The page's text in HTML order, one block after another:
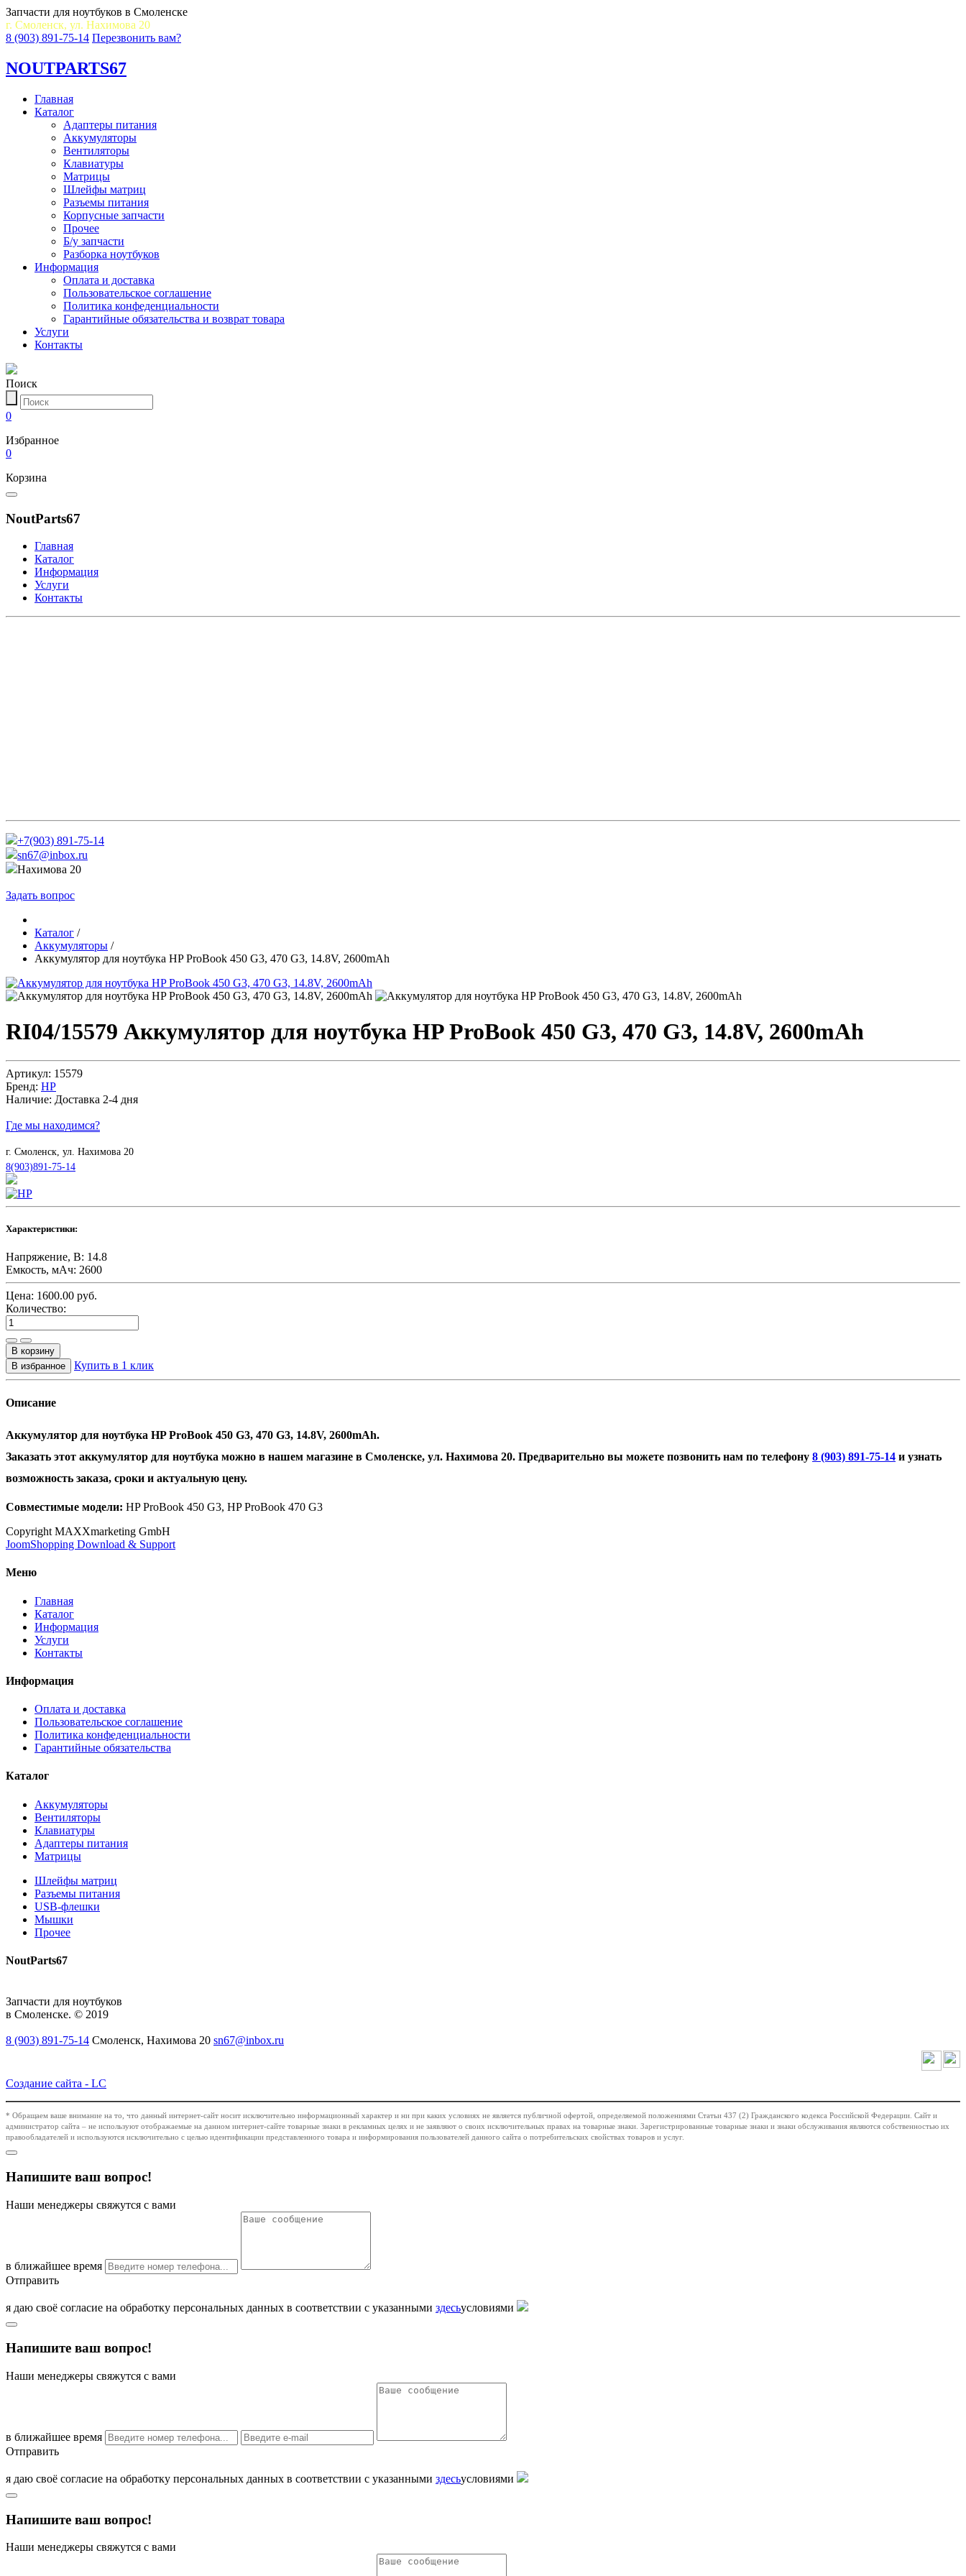
Запчасти для ноутбуков в Смоленске
г. Смоленск, ул. Нахимова 20
8 (903) 891-75-14 Перезвонить вам?
NOUTPARTS67
Главная
Каталог
Адаптеры питания
Аккумуляторы
Вентиляторы
Клавиатуры
Матрицы
Шлейфы матриц
Разъемы питания
Корпусные запчасти
Прочее
Б/у запчасти
Разборка ноутбуков
Информация
Оплата и доставка
Пользовательское соглашение
Политика конфеденциальности
Гарантийные обязательства и возврат товара
Услуги
Контакты
Поиск
0
Избранное
0
Корзина
NoutParts67
Главная
Каталог
Информация
Услуги
Контакты
+7(903) 891-75-14
sn67@inbox.ru
Нахимова 20
Задать вопрос
Каталог /
Аккумуляторы /
Аккумулятор для ноутбука HP ProBook 450 G3, 470 G3, 14.8V, 2600mAh
RI04/15579 Аккумулятор для ноутбука HP ProBook 450 G3, 470 G3, 14.8V, 2600mAh
Артикул: 15579
Бренд: HP
Наличие: Доставка 2-4 дня
Где мы находимся?
г. Смоленск, ул. Нахимова 20
8(903)891-75-14
Характеристики:
Напряжение, В: 14.8
Емкость, мАч: 2600
Цена: 1600.00 руб.
Количество:
Купить в 1 клик
Описание
Аккумулятор для ноутбука HP ProBook 450 G3, 470 G3, 14.8V, 2600mAh.
Заказать этот аккумулятор для ноутбука можно в нашем магазине в Смоленске, ул. Нахимова 20. Предварительно вы можете позвонить нам по телефону 8 (903) 891-75-14 и узнать
возможность заказа, сроки и актуальную цену.
Совместимые модели: HP ProBook 450 G3, HP ProBook 470 G3
Copyright MAXXmarketing GmbH
JoomShopping Download & Support
Меню
Главная
Каталог
Информация
Услуги
Контакты
Информация
Оплата и доставка
Пользовательское соглашение
Политика конфеденциальности
Гарантийные обязательства
Каталог
Аккумуляторы
Вентиляторы
Клавиатуры
Адаптеры питания
Матрицы
Шлейфы матриц
Разъемы питания
USB-флешки
Мышки
Прочее
NoutParts67
Запчасти для ноутбуков
в Смоленске. © 2019
8 (903) 891-75-14 Смоленск, Нахимова 20 sn67@inbox.ru
Создание сайта - LC
* Обращаем ваше внимание на то, что данный интернет-сайт носит исключительно информационный характер и ни при каких условиях не является публичной офертой, определяемой положениями Статьи 437 (2) Гражданского кодекса Российской Федерации. Сайт и
администратор сайта – не используют отображаемые на данном интернет-сайте товарные знаки в рекламных целях и не заявляют о своих исключительных правах на товарные знаки. Зарегистрированные товарные знаки и знаки обслуживания являются собственностью их
правообладателей и используются исключительно с целью идентификации представленного товара и информирования пользователей данного сайта о потребительских свойствах товаров и услуг.
Напишите ваш вопрос!
Наши менеджеры свяжутся с вами
в ближайшее время
Отправить
я даю своё согласие на обработку персональных данных в соответствии с указанными здесьусловиями
Напишите ваш вопрос!
Наши менеджеры свяжутся с вами
в ближайшее время
Отправить
я даю своё согласие на обработку персональных данных в соответствии с указанными здесьусловиями
Напишите ваш вопрос!
Наши менеджеры свяжутся с вами